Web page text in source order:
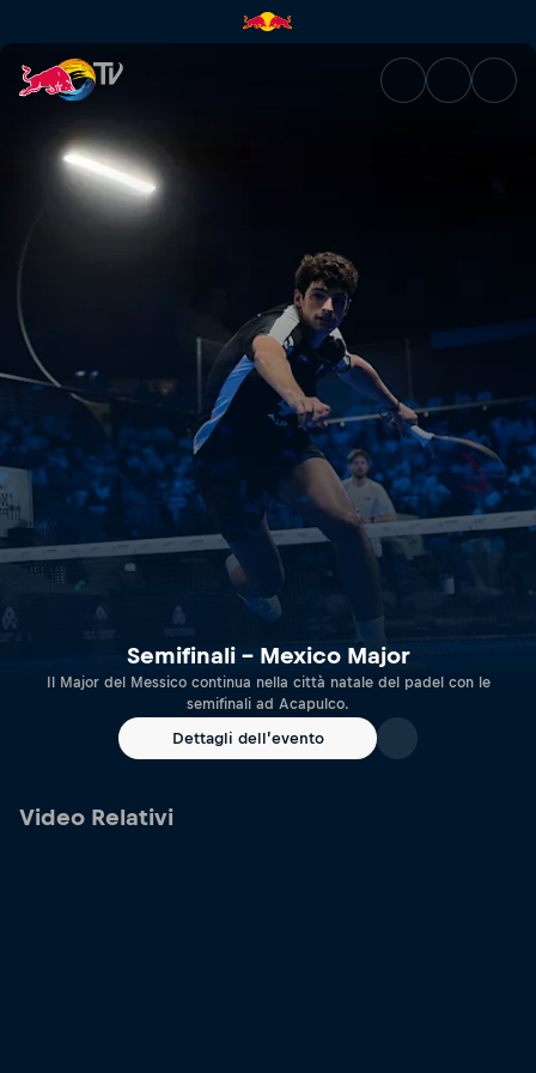
Semifinali – Mexico Major |
Semifinali – Mexico Major
Il Major del Messico continua nella città natale del padel con le
semifinali ad Acapulco.
Dettagli dell’evento
Video Relativi